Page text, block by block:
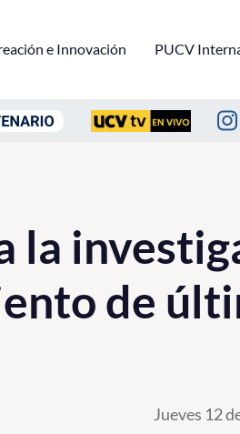
e Innovación PUCV
la
de
Jueves 12